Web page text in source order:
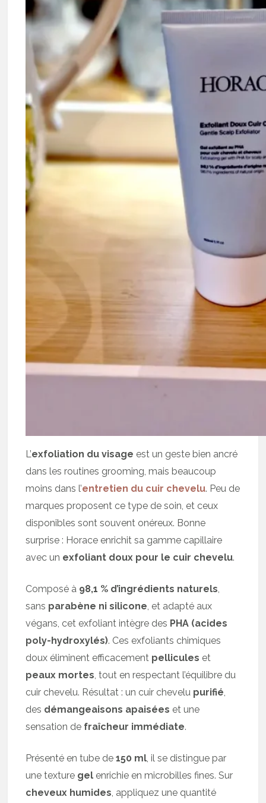
L’exfoliation du visage est un geste bien ancré
dans les routines grooming, mais beaucoup
moins dans l’entretien du cuir chevelu. Peu de
marques proposent ce type de soin, et ceux
disponibles sont souvent onéreux. Bonne
surprise : Horace enrichit sa gamme capillaire
avec un exfoliant doux pour le cuir chevelu.
Composé à 98,1 % d’ingrédients naturels,
sans parabène ni silicone, et adapté aux
végans, cet exfoliant intègre des PHA (acides
poly-hydroxylés). Ces exfoliants chimiques
doux éliminent efficacement pellicules et
peaux mortes, tout en respectant l’équilibre du
cuir chevelu. Résultat : un cuir chevelu purifié,
des démangeaisons apaisées et une
sensation de fraîcheur immédiate.
Présenté en tube de150 ml, il se distingue par
une texture gel enrichie en microbilles fines. Sur
cheveux humides, appliquez une quantité